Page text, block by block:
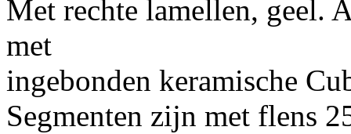
Met rechte lamellen, geel.
met
ingebonden keramische
Segmenten zijn met flens